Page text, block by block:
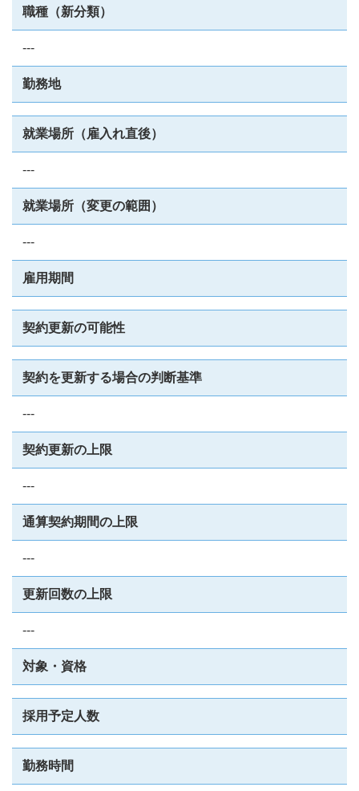
職種（新分類）
---
勤務地
就業場所（雇入れ直後）
---
就業場所（変更の範囲）
---
雇用期間
契約更新の可能性
契約を更新する場合の判断基準
---
契約更新の上限
---
通算契約期間の上限
---
更新回数の上限
---
対象・資格
採用予定人数
勤務時間